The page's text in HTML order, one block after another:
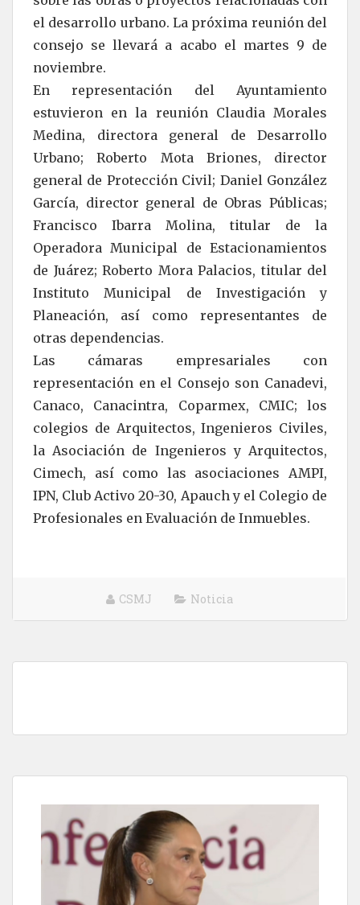
el desarrollo urbano. La próxima reunión del
consejo se llevará a acabo el martes 9 de
noviembre.
En representación del Ayuntamiento
estuvieron en la reunión Claudia Morales
Medina, directora general de Desarrollo
Urbano; Roberto Mota Briones, director
general de Protección Civil; Daniel González
García, director general de Obras Públicas;
Francisco Ibarra Molina, titular de la
Operadora Municipal de Estacionamientos
de Juárez; Roberto Mora Palacios, titular del
Instituto Municipal de Investigación y
Planeación, así como representantes de
otras dependencias.
Las cámaras empresariales con
representación en el Consejo son Canadevi,
Canaco, Canacintra, Coparmex, CMIC; los
colegios de Arquitectos, Ingenieros Civiles,
la Asociación de Ingenieros y Arquitectos,
Cimech, así como las asociaciones AMPI,
IPN, Club Activo 20-30, Apauch y el Colegio de
Profesionales en Evaluación de Inmuebles.
CSMJ Noticia